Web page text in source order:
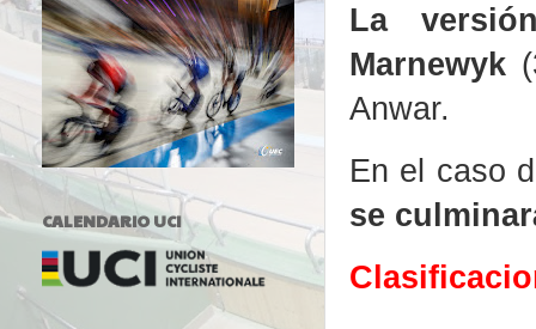
La
Marnewyk
Anwar.
En el caso
se
CALENDARIO UCI